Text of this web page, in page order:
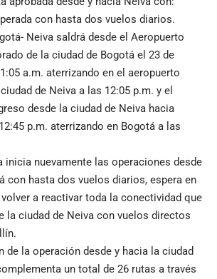
con hasta dos vuelos diarios.
Neiva saldrá desde el Aeropuerto
de la ciudad de Bogotá el 23 de
a.m. aterrizando en el aeropuerto
de Neiva a las 12:05 p.m. y el
desde la ciudad de Neiva hacia
p.m. aterrizando en Bogotá a las
inicia nuevamente las operaciones desde
con hasta dos vuelos diarios, espera en
a reactivar toda la conectividad que
la ciudad de Neiva con vuelos directos
de la operación desde y hacia la ciudad
un total de 26 rutas a través